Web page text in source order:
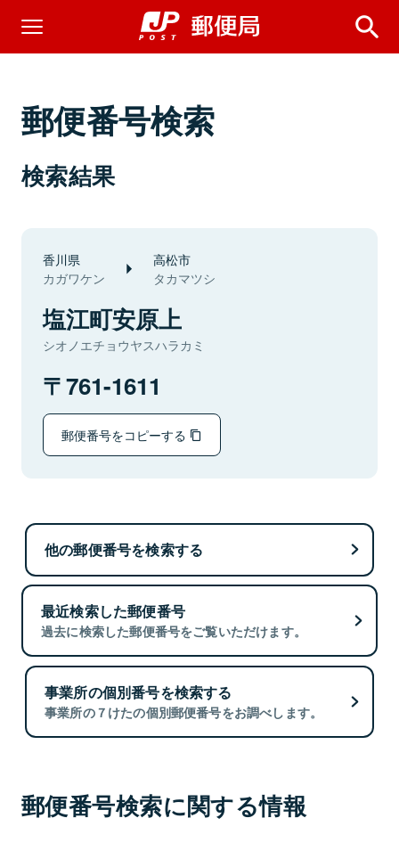
郵便番号検索
検索結果
香川県
カガワケン
高松市
タカマツシ
塩江町安原上
シオノエチョウヤスハラカミ
761-1611
郵便番号をコピーする
他の郵便番号を検索する
最近検索した郵便番号
過去に検索した郵便番号をご覧いただけます。
事業所の個別番号を検索する
事業所の７けたの個別郵便番号をお調べします。
郵便番号検索に関する情報